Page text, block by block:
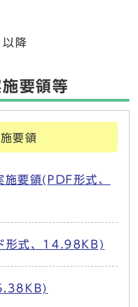
降
要領等
要領
要領(PDF形式、
形式、14.98KB)